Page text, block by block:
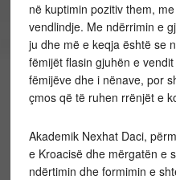
në kuptimin pozitiv them,
vendlindje. Me ndërrimin e
ju dhe më e keqja është se
fëmijët flasin gjuhën e
fëmijëve dhe i nënave, por
çmos që të ruhen rrënjët e
Akademik Nexhat Daci,
e Kroacisë dhe mërgatën e
ndërtimin dhe formimin e